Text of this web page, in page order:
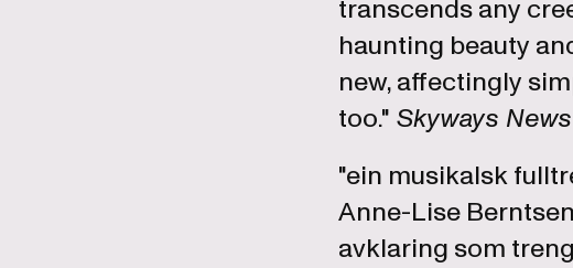
transcends any
haunting beauty
new, affectingly
too." Skyways
"ein musikalsk
Anne-Lise
avklaring som